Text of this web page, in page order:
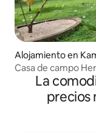
Alojamiento en
Casa de campo
La
precios